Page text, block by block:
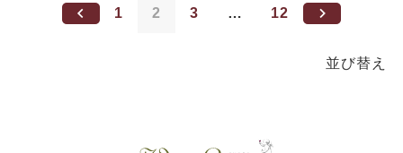
並び替え
1 2 3 … 12